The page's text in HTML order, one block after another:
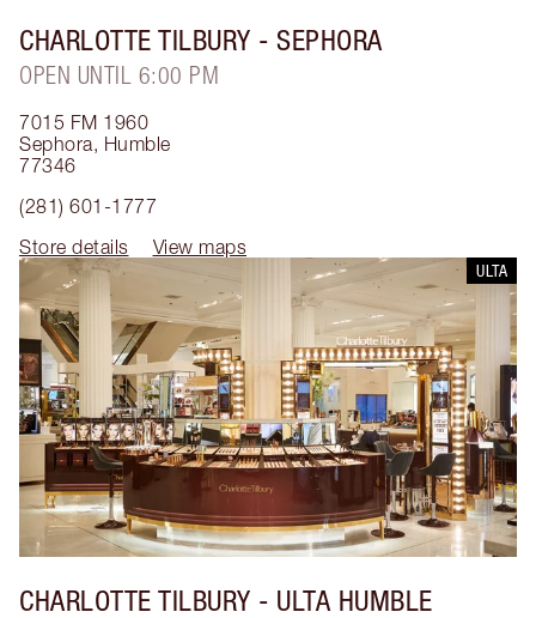
CHARLOTTE TILBURY - SEPHORA
OPEN UNTIL 6:00 PM
7015 FM 1960
Sephora, Humble
77346
(281) 601-1777
Store details
View maps
ULTA
CHARLOTTE TILBURY - ULTA HUMBLE